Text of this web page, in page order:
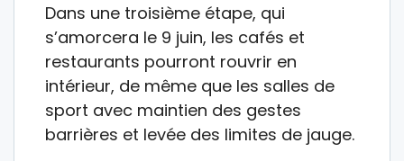
Dans une troisième étape, qui
s’amorcera le 9 juin, les cafés et
restaurants pourront rouvrir en
intérieur, de même que les salles de
sport avec maintien des gestes
barrières et levée des limites de jauge.